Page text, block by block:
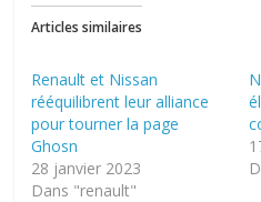
Articles similaires
Renault et Nissan
rééquilibrent leur alliance
pour tourner la page
Ghosn
28 janvier 2023
Dans "renault"